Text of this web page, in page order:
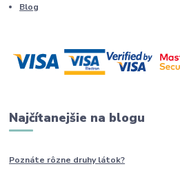
Blog
Najčítanejšie na blogu
Poznáte rôzne druhylátok?